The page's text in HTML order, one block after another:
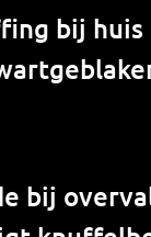
bij huis
bij